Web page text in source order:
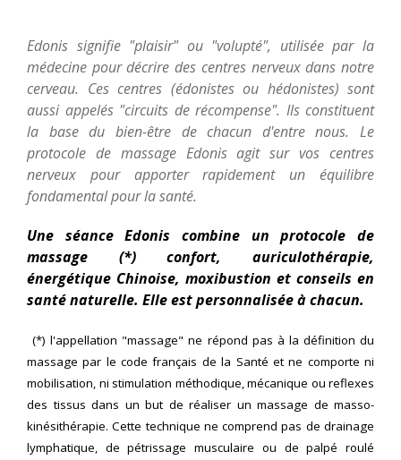
Edonis signifie "plaisir" ou "volupté", utilisée par la
médecine pour décrire des centres nerveux dans notre
cerveau. Ces centres (édonistes ou hédonistes) sont
aussi appelés "circuits de récompense". Ils constituent
la base du bien-être de chacun d'entre nous. Le
protocole de massage Edonis agit sur vos centres
nerveux pour apporter rapidement un équilibre
fondamental pour la santé.
Une séance Edonis combine un protocole de
massage (*) confort, auriculothérapie,
énergétique Chinoise, moxibustion et conseils en
santé naturelle. Elle est personnalisée à chacun.
(*) l'appellation "massage" ne répond pas à la définition du
massage par le code français de la Santé et ne comporte ni
mobilisation, ni stimulation méthodique, mécanique ou reflexes
des tissus dans un but de réaliser un massage de masso-
kinésithérapie. Cette technique ne comprend pas de drainage
lymphatique, de pétrissage musculaire ou de palpé roulé